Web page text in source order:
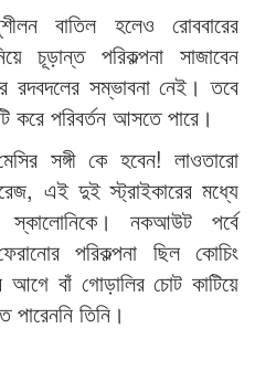
বাতিল হলেও রোববারের
পরিকল্পনা সাজাবেন
সম্ভাবনা নেই। তবে
পরিবর্তন আসতে পারে।
সঙ্গী কে হবেন! লাওতারো
এই দুই স্ট্রাইকারের মধ্যে
নকআউট পর্বে
পরিকল্পনা ছিল কোচিং
বাঁ গোড়ালির চোট কাটিয়ে
তিনি।